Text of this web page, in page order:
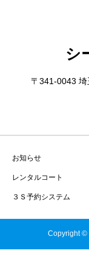
シ
〒341-0043
お知らせ
レンタルコート
３Ｓ予約システム
Copyright ©